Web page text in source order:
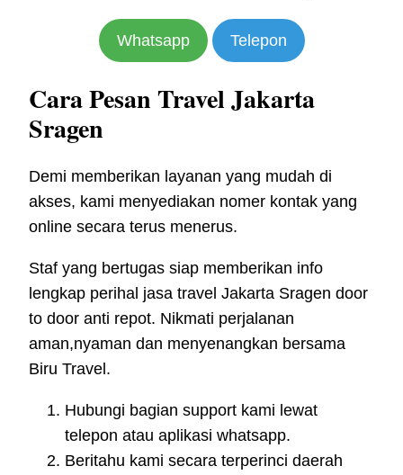
Whatsapp Telepon
Cara Pesan Travel Jakarta
Sragen
Demi memberikan layanan yang mudah di
akses, kami menyediakan nomer kontak yang
online secara terus menerus.
Staf yang bertugas siap memberikan info
lengkap perihal jasa travel Jakarta Sragen door
to door anti repot. Nikmati perjalanan
aman,nyaman dan menyenangkan bersama
Biru Travel.
Hubungi bagian support kami lewat
telepon atau aplikasi whatsapp.
Beritahu kami secara terperinci daerah